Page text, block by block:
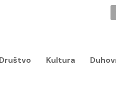
Kultura